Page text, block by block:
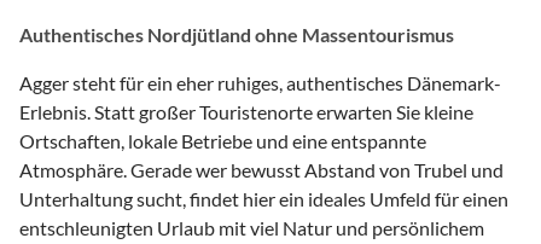
Authentisches Nordjütland ohne Massentourismus
Agger steht für ein eher ruhiges, authentisches Dänemark-
Erlebnis. Statt großer Touristenorte erwarten Sie kleine
Ortschaften, lokale Betriebe und eine entspannte
Atmosphäre. Gerade wer bewusst Abstand von Trubel und
Unterhaltung sucht, findet hier ein ideales Umfeld für einen
entschleunigten Urlaub mit viel Natur und persönlichem